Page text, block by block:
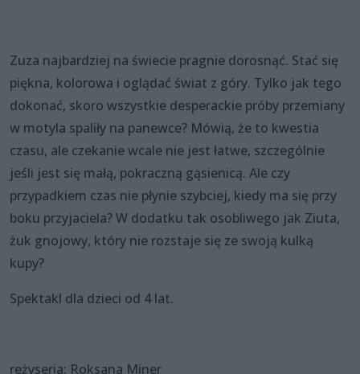
Zuza najbardziej na świecie pragnie dorosnąć. Stać się
piękna, kolorowa i oglądać świat z góry. Tylko jak tego
dokonać, skoro wszystkie desperackie próby przemiany
w motyla spaliły na panewce? Mówią, że to kwestia
czasu, ale czekanie wcale nie jest łatwe, szczególnie
jeśli jest się małą, pokraczną gąsienicą. Ale czy
przypadkiem czas nie płynie szybciej, kiedy ma się przy
boku przyjaciela? W dodatku tak osobliwego jak Ziuta,
żuk gnojowy, który nie rozstaje się ze swoją kulką
kupy?
Spektakl dla dzieci od 4 lat.
reżyseria: Roksana Miner